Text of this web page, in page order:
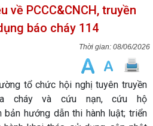
về PCCC&CNCH, truyền
báo cháy 114
08/06/2026
tổ chức hội nghị tuyên truyền
cháy và cứu nạn, cứu hộ
bản hướng dẫn thi hành luật; triển